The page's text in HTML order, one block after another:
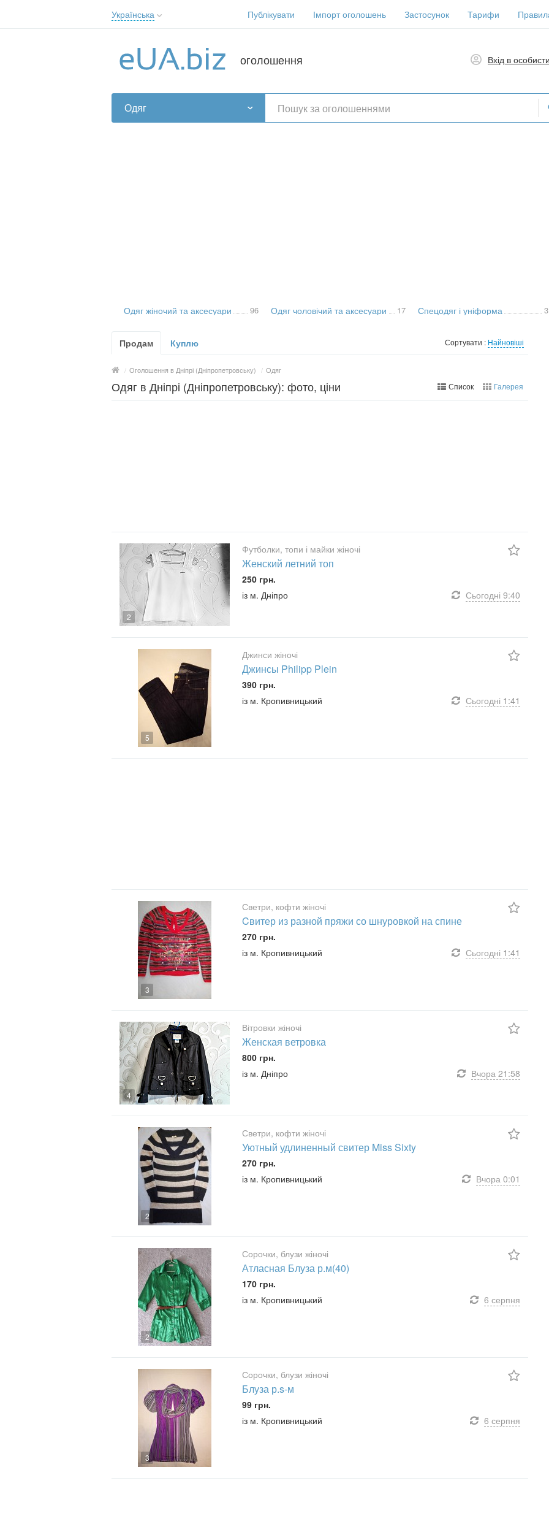
Українська
Українська
Публікувати Імпорт оголошень Застосунок Тарифи
оголошення Вхід в
Одяг
Одяг жіночий та аксесуари 96 Одяг чоловічий та аксесуари 17 Спецодяг і уніформа
Продам Куплю Сортувати : Найновіші
/ Оголошення в Дніпрі (Дніпропетровську) / Одяг
Одяг в Дніпрі (Дніпропетровську): фото, ціни Список Галерея
2
Футболки, топи і майки жіночі
Женский летний топ
250 грн.
із м. Дніпро
Сьогодні 9:40
5
Джинси жіночі
Джинсы Philipp Plein
390 грн.
із м. Кропивницький
Сьогодні 1:41
3
Светри, кофти жіночі
Cвитер из разной пряжи со шнуровкой на спине
270 грн.
із м. Кропивницький
Сьогодні 1:41
4
Вітровки жіночі
Женская ветровка
800 грн.
із м. Дніпро
Вчора 21:58
2
Светри, кофти жіночі
Уютный удлиненный свитер Miss Sixty
270 грн.
із м. Кропивницький
Вчора 0:01
2
Сорочки, блузи жіночі
Атласная Блуза р.м(40)
170 грн.
із м. Кропивницький
6 серпня
3
Сорочки, блузи жіночі
Блуза р.s-м
99 грн.
із м. Кропивницький
6 серпня